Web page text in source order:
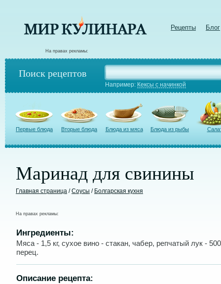
Рецепты Блог
На правах рекламы:
Поиск рецептов
Например: Кексы с начинкой
Первые блюда Вторые блюда Блюда из мяса Блюда из рыбы
Маринад для свинины
Главная страница /Соусы / Болгарская кухня
На правах рекламы:
Ингредиенты:
Мяса - 1,5 кг, сухое вино - стакан, чабер, репчатый лук -
перец.
Описание рецепта: